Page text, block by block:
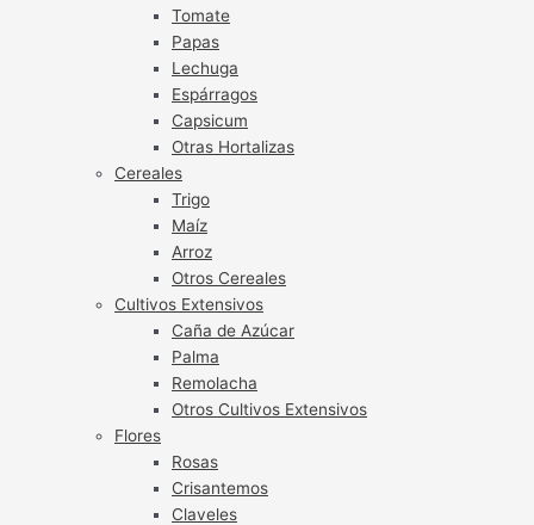
Tomate
Papas
Lechuga
Espárragos
Capsicum
Otras Hortalizas
Cereales
Trigo
Maíz
Arroz
Otros Cereales
Cultivos Extensivos
Caña de Azúcar
Palma
Remolacha
Otros Cultivos Extensivos
Flores
Rosas
Crisantemos
Claveles